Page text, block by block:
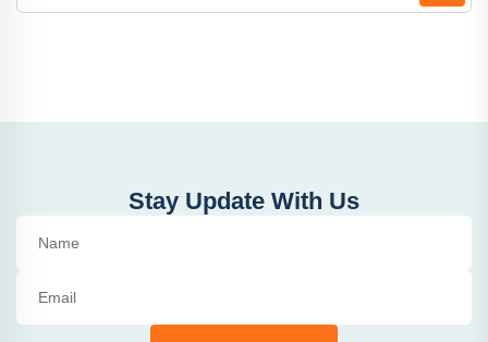
Stay Update With Us